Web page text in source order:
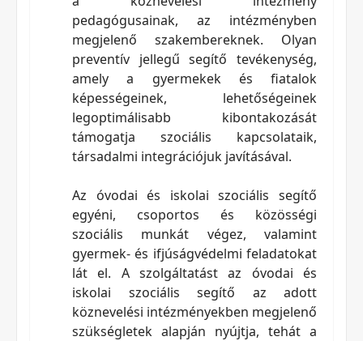
pedagógusainak, az intézményben
megjelenő szakembereknek. Olyan
preventív jellegű segítő tevékenység,
amely a gyermekek és fiatalok
képességeinek, lehetőségeinek
legoptimálisabb kibontakozását
támogatja szociális kapcsolataik,
társadalmi integrációjuk javításával.
Az óvodai és iskolai szociális segítő
egyéni, csoportos és közösségi
szociális munkát végez, valamint
gyermek- és ifjúságvédelmi feladatokat
lát el. A szolgáltatást az óvodai és
iskolai szociális segítő az adott
köznevelési intézményekben megjelenő
szükségletek alapján nyújtja, tehát a